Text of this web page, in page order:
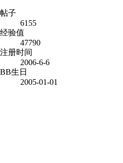
帖子
6155
经验值
47790
注册时间
2006-6-6
BB生日
2005-01-01